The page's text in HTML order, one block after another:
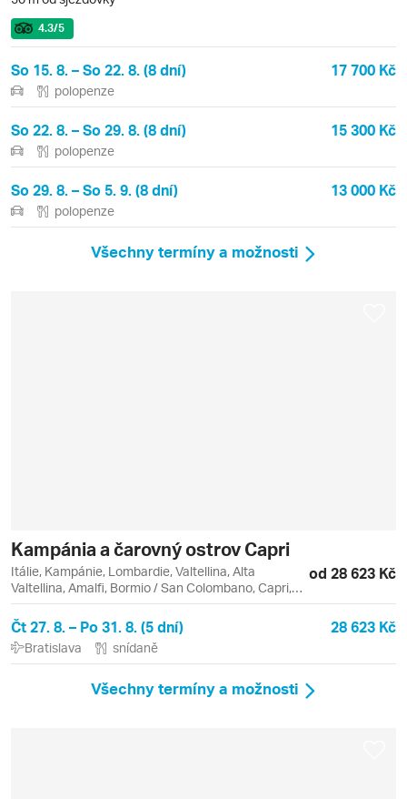
4.3/5
So 15. 8. – So 22. 8. (8 dní) 17 700 Kč
polopenze
So 22. 8. – So 29. 8. (8 dní) 15 300 Kč
polopenze
So 29. 8. – So 5. 9. (8 dní) 13 000 Kč
polopenze
Všechny termíny a možnosti
Kampánia a čarovný ostrov Capri
Itálie, Kampánie, Lombardie, Valtellina, Alta
Valtellina, Amalfi, Bormio / San Colombano, Capri,
Neapol, Neapolský záliv, Pompeje, Positano, San
Carlo, Vezuv
od 28 623 Kč
Čt 27. 8. – Po 31. 8. (5 dní) 28 623 Kč
Bratislava snídaně
Všechny termíny a možnosti